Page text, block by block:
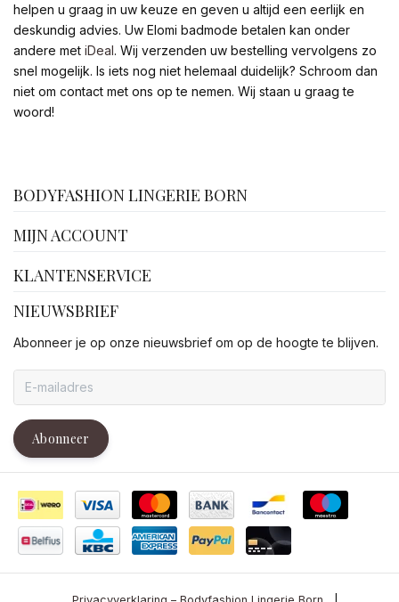
helpen u graag in uw keuze en geven u altijd een eerlijk en
deskundig advies. Uw Elomi badmode betalen kan onder
andere met iDeal. Wij verzenden uw bestelling vervolgens zo
snel mogelijk. Is iets nog niet helemaal duidelijk? Schroom dan
niet om contact met ons op te nemen. Wij staan u graag te
woord!
BODYFASHION LINGERIE BORN
MIJN ACCOUNT
KLANTENSERVICE
NIEUWSBRIEF
Abonneer je op onze nieuwsbrief om op de hoogte te blijven.
Abonneer